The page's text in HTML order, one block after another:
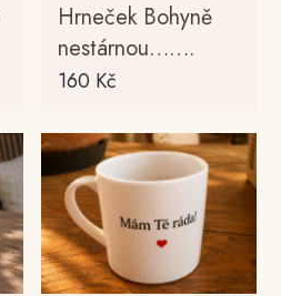
Hrneček Bohyně
nestárnou…….
160 Kč